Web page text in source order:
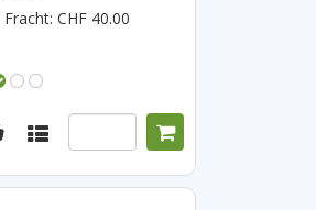
Fracht: CHF 40.00